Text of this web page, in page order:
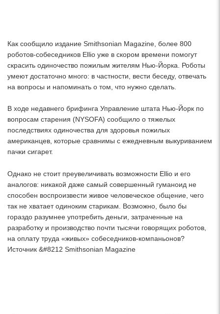
Как сообщило издание Smithsonian Magazine, более 800
роботов-собеседников Ellio уже в скором времени помогут
скрасить одиночество пожилым жителям Нью-Йорка. Роботы
умеют достаточно много: в частности, вести беседу, отвечать
на вопросы и напоминать о том, что нужно сделать.
В ходе недавнего брифинга Управление штата Нью-Йорк по
вопросам старения (NYSOFA) сообщило о тяжелых
последствиях одиночества для здоровья пожилых
американцев, которые сравнимы с ежедневным выкуриванием
пачки сигарет.
Однако не стоит преувеличивать возможности Ellio и его
аналогов: никакой даже самый совершенный гуманоид не
способен воспроизвести живое человеческое общение, чего
так не хватает одиноким старикам. Возможно, было бы
гораздо разумнее употребить деньги, затраченные на
разработку и производство почти тысячи говорящих роботов,
на оплату труда «живых» собеседников-компаньонов?
Источник &#8212 Smithsonian Magazine